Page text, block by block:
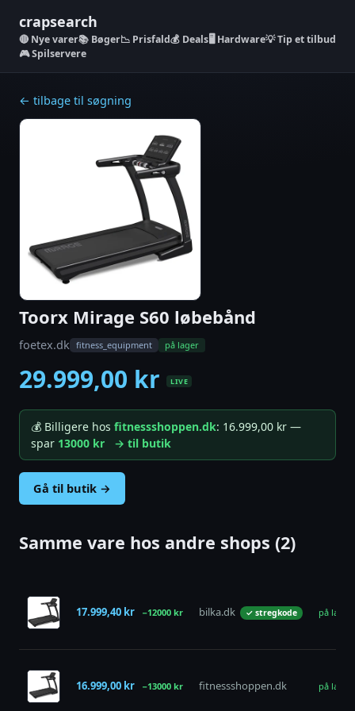
crapsearch
Nye varer📚 Bøger📉 Prisfald💰 Deals🖥️ Hardware💡 Tip et tilbud
🎮 Spilservere
← tilbage til søgning
Toorx Mirage S60 løbebånd
foetex.dk fitness_equipment på lager
29.999,00 kr LIVE
💰 Billigere hos fitnessshoppen.dk: 16.999,00 kr —
spar 13000 kr → til butik
Gå til butik →
Samme vare hos andre shops (2)
17.999,40 kr −12000 kr bilka.dk ✓ stregkode på lager
16.999,00 kr −13000 kr fitnessshoppen.dk på lager